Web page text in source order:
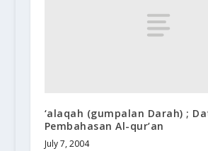
‘alaqah (gumpalan Darah) ;
Pembahasan Al-qur’an
July 7, 2004